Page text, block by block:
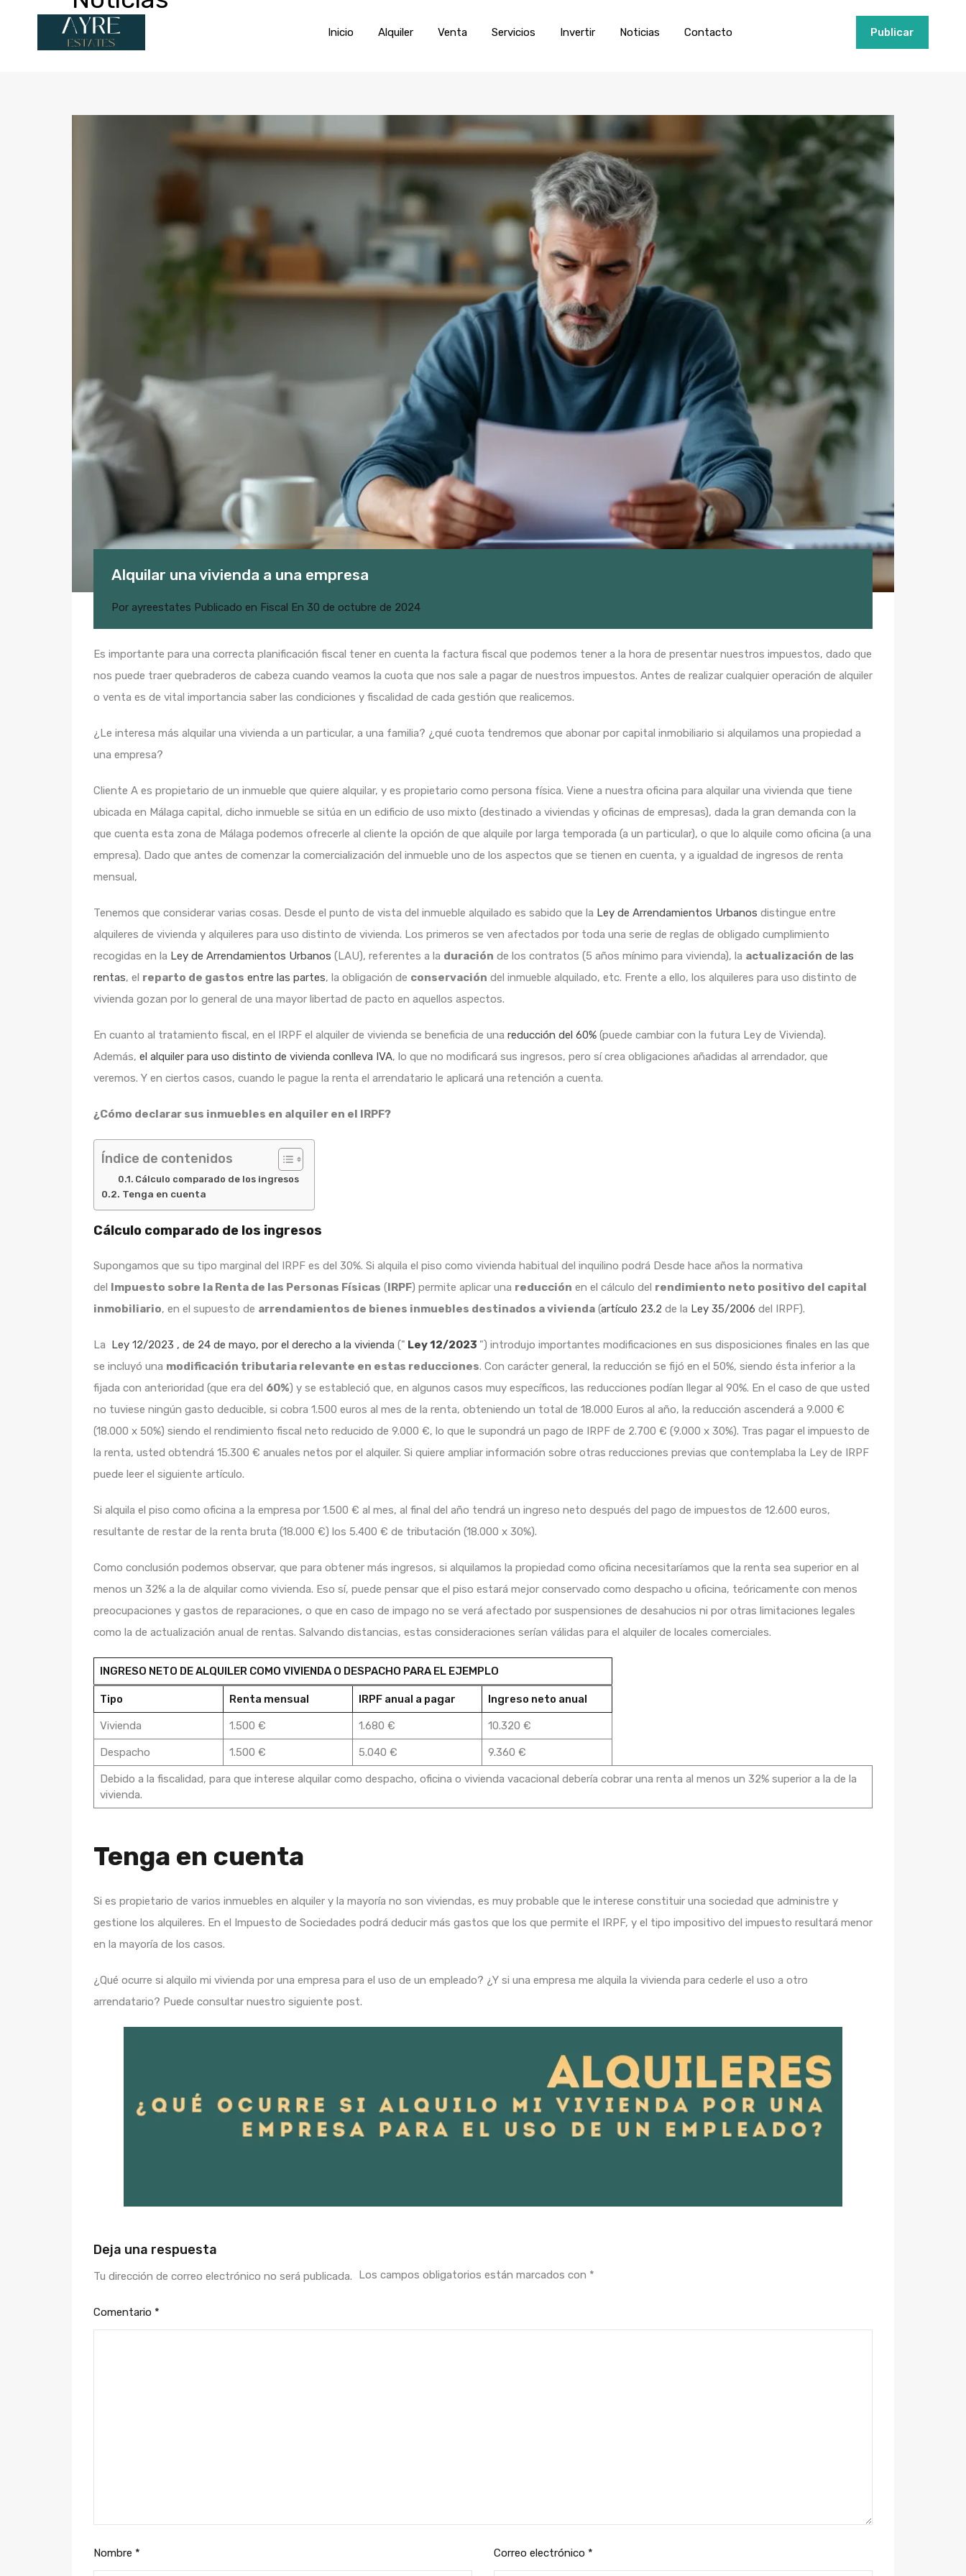
Inicio Alquiler Venta Servicios Invertir Publicar
Inicio Alquiler Venta Servicios Invertir Noticias Contacto Publicar
Alquilar una vivienda a una empresa
Por ayreestates Publicado en Fiscal En 30 de octubre de 2024
Es importante para una correcta planificación fiscal tener en cuenta la factura fiscal que podemos tener a la hora de presentar nuestros impuestos, dado que
nos puede traer quebraderos de cabeza cuando veamos la cuota que nos sale a pagar de nuestros impuestos. Antes de realizar cualquier operación de alquiler
o venta es de vital importancia saber las condiciones y fiscalidad de cada gestión que realicemos.
¿Le interesa más alquilar una vivienda a un particular, a una familia? ¿qué cuota tendremos que abonar por capital inmobiliario si alquilamos una propiedad a
una empresa?
Cliente A es propietario de un inmueble que quiere alquilar, y es propietario como persona física. Viene a nuestra oficina para alquilar una vivienda que tiene
ubicada en Málaga capital, dicho inmueble se sitúa en un edificio de uso mixto (destinado a viviendas y oficinas de empresas), dada la gran demanda con la
que cuenta esta zona de Málaga podemos ofrecerle al cliente la opción de que alquile por larga temporada (a un particular), o que lo alquile como oficina (a una
empresa). Dado que antes de comenzar la comercialización del inmueble uno de los aspectos que se tienen en cuenta, y a igualdad de ingresos de renta
mensual,
Tenemos que considerar varias cosas. Desde el punto de vista del inmueble alquilado es sabido que la Ley de Arrendamientos Urbanos distingue entre
alquileres de vivienda y alquileres para uso distinto de vivienda. Los primeros se ven afectados por toda una serie de reglas de obligado cumplimiento
recogidas en la Ley de Arrendamientos Urbanos (LAU), referentes a la duración de los contratos (5 años mínimo para vivienda), la actualización de las
rentas, el reparto de gastos entre las partes, la obligación de conservación del inmueble alquilado, etc. Frente a ello, los alquileres para uso distinto de
vivienda gozan por lo general de una mayor libertad de pacto en aquellos aspectos.
En cuanto al tratamiento fiscal, en el IRPF el alquiler de vivienda se beneficia de una reducción del 60% (puede cambiar con la futura Ley de Vivienda).
Además, el alquiler para uso distinto de vivienda conlleva IVA, lo que no modificará sus ingresos, pero sí crea obligaciones añadidas al arrendador, que
veremos. Y en ciertos casos, cuando le pague la renta el arrendatario le aplicará una retención a cuenta.
¿Cómo declarar sus inmuebles en alquiler en el IRPF?
Índice de contenidos
Cálculo comparado de los ingresos
Tenga en cuenta
Cálculo comparado de los ingresos
Supongamos que su tipo marginal del IRPF es del 30%. Si alquila el piso como vivienda habitual del inquilino podrá Desde hace años la normativa
del Impuesto sobre la Renta de las Personas Físicas (IRPF) permite aplicar una reducción en el cálculo del rendimiento neto positivo del capital
inmobiliario, en el supuesto de arrendamientos de bienes inmuebles destinados a vivienda (artículo 23.2 de la Ley 35/2006 del IRPF).
La Ley 12/2023 , de 24 de mayo, por el derecho a la vivienda (" Ley 12/2023 ") introdujo importantes modificaciones en sus disposiciones finales en las que
se incluyó una modificación tributaria relevante en estas reducciones. Con carácter general, la reducción se fijó en el 50%, siendo ésta inferior a la
fijada con anterioridad (que era del 60%) y se estableció que, en algunos casos muy específicos, las reducciones podían llegar al 90%. En el caso de que usted
no tuviese ningún gasto deducible, si cobra 1.500 euros al mes de la renta, obteniendo un total de 18.000 Euros al año, la reducción ascenderá a 9.000 €
(18.000 x 50%) siendo el rendimiento fiscal neto reducido de 9.000 €, lo que le supondrá un pago de IRPF de 2.700 € (9.000 x 30%). Tras pagar el impuesto de
la renta, usted obtendrá 15.300 € anuales netos por el alquiler. Si quiere ampliar información sobre otras reducciones previas que contemplaba la Ley de IRPF
puede leer el siguiente artículo.
Si alquila el piso como oficina a la empresa por 1.500 € al mes, al final del año tendrá un ingreso neto después del pago de impuestos de 12.600 euros,
resultante de restar de la renta bruta (18.000 €) los 5.400 € de tributación (18.000 x 30%).
Como conclusión podemos observar, que para obtener más ingresos, si alquilamos la propiedad como oficina necesitaríamos que la renta sea superior en al
menos un 32% a la de alquilar como vivienda. Eso sí, puede pensar que el piso estará mejor conservado como despacho u oficina, teóricamente con menos
preocupaciones y gastos de reparaciones, o que en caso de impago no se verá afectado por suspensiones de desahucios ni por otras limitaciones legales
como la de actualización anual de rentas. Salvando distancias, estas consideraciones serían válidas para el alquiler de locales comerciales.
INGRESO NETO DE ALQUILER COMO VIVIENDA O DESPACHO PARA EL EJEMPLO
Tipo Renta mensual IRPF anual a pagar Ingreso neto anual
Vivienda 1.500 € 1.680 € 10.320 €
Despacho 1.500 € 5.040 € 9.360 €
Debido a la fiscalidad, para que interese alquilar como despacho, oficina o vivienda vacacional debería cobrar una renta al menos un 32% superior a la de la
vivienda.
Tenga en cuenta
Si es propietario de varios inmuebles en alquiler y la mayoría no son viviendas, es muy probable que le interese constituir una sociedad que administre y
gestione los alquileres. En el Impuesto de Sociedades podrá deducir más gastos que los que permite el IRPF, y el tipo impositivo del impuesto resultará menor
en la mayoría de los casos.
¿Qué ocurre si alquilo mi vivienda por una empresa para el uso de un empleado? ¿Y si una empresa me alquila la vivienda para cederle el uso a otro
arrendatario? Puede consultar nuestro siguiente post.
Deja una respuesta
Tu dirección de correo electrónico no será publicada. Los campos obligatorios están marcados con *
Comentario *
Nombre * Correo electrónico *